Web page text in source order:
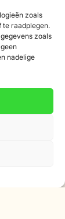
zoals
te raadplegen.
zoals
nadelige